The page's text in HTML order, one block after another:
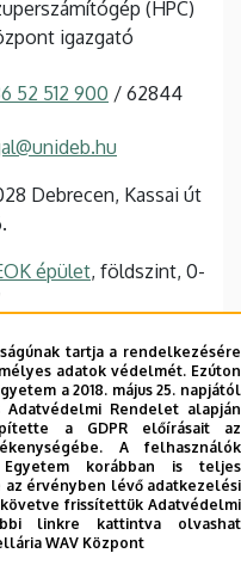
(HPC)
igazgató
52 512 900 / 62844
Debrecen, Kassai út
épület, földszint, 0-
a DE
rögzítése a
tartja a rendelkezésére
adatok védelmét. Ezúton
a 2018. május 25. napjától
Rendelet alapján
a GDPR előírásait az
A felhasználók
korábban is teljes
érvényben lévő adatkezelési
követve frissítettük Adatvédelmi
linkre kattintva olvashat
WAV Központ